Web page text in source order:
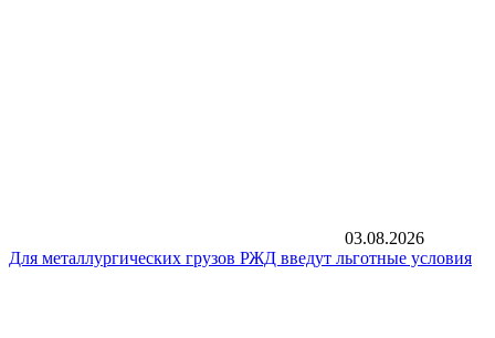
03.08.2026
Для металлургических грузов РЖД введут льготные условия